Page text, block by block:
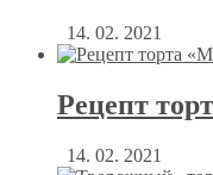
14. 02. 2021
Рецепт
14. 02. 2021